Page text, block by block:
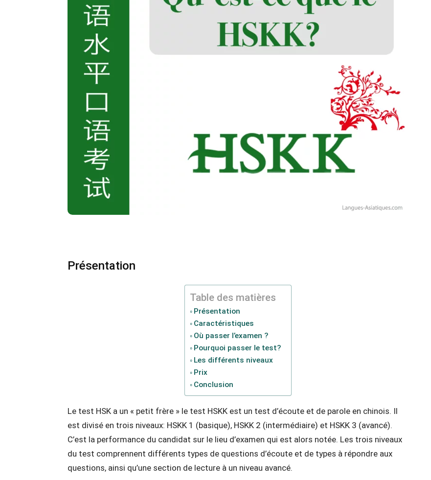
Présentation
Table des matières
Présentation
Caractéristiques
Où passer l’examen ?
Pourquoi passer le test?
Les différents niveaux
Prix
Conclusion
Le test HSK a un « petit frère » le test HSKK est un test d’écoute et de parole en chinois. Il
est divisé en trois niveaux: HSKK 1 (basique), HSKK 2 (intermédiaire) et HSKK 3 (avancé).
C’est la performance du candidat sur le lieu d’examen qui est alors notée. Les trois niveaux
du test comprennent différents types de questions d’écoute et de types à répondre aux
questions, ainsi qu’une section de lecture à un niveau avancé.